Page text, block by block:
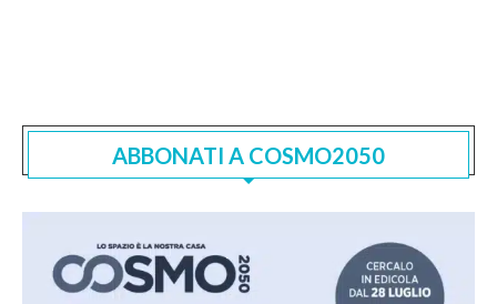
ABBONATI A COSMO2050